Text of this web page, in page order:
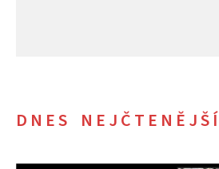
DNES NEJČTENĚJŠÍ